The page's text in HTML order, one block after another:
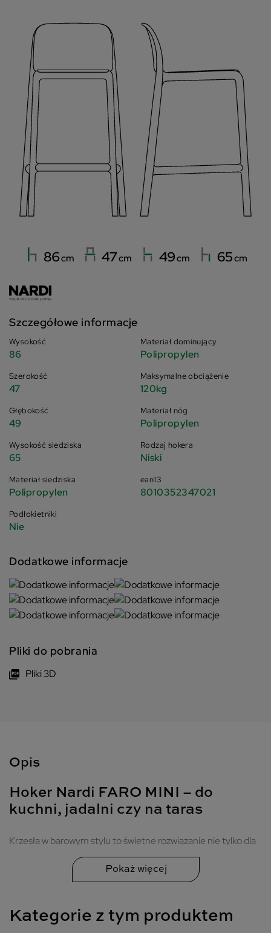
Szczegółowe informacje
Wysokość
86
Szerokość
47
Głębokość
49
Wysokość siedziska
65
Materiał siedziska
Polipropylen
Podłokietniki
Nie
Materiał dominujący
Polipropylen
Maksymalne obciążenie
120kg
Materiał nóg
Polipropylen
Rodzaj hokera
Niski
ean13
8010352347021
Dodatkowe informacje
Pliki do pobrania
Pliki 3D
Opis
Hoker Nardi FARO MINI – do
kuchni, jadalni czy na taras
Krzesła w barowym stylu to świetne rozwiązanie nie tylko dla
właścicieli niewielkich mieszkań. Czarny mini hoker Nardi
będzie stylowym elementem wyposażenia każdej
przestrzeni, niezależnie od jej metrażu. Mebel o wymiarach
barwionego w masie polipropylenu z dodatkiem włókna
Kategorie z tym produktem